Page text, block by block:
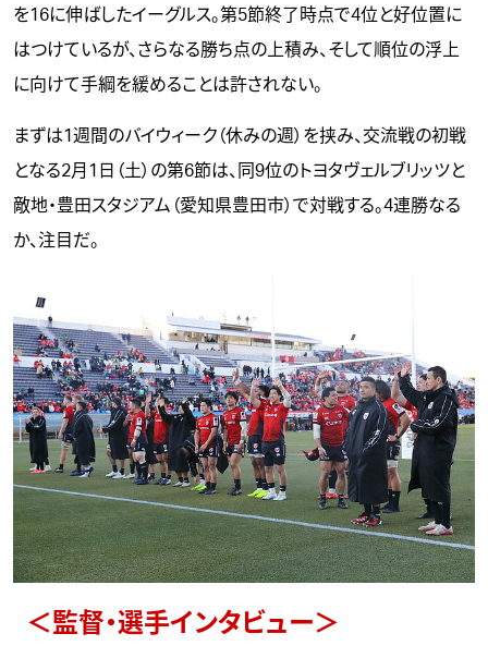
を16に伸ばしたイーグルス。第5節終了時点で4位と好位置に
はつけているが、さらなる勝ち点の上積み、そして順位の浮上
に向けて手綱を緩めることは許されない。
まずは1週間のバイウィーク（休みの週）を挟み、交流戦の初戦
となる2月1日（土）の第6節は、同9位のトヨタヴェルブリッツと
敵地・豊田スタジアム（愛知県豊田市）で対戦する。4連勝なる
か、注目だ。
＜監督・選手インタビュー＞